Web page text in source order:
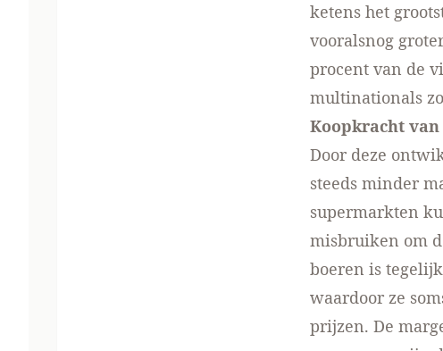
ketens het
vooralsnog
procent van de
multinationals
Koopkracht
Door deze
steeds minder
supermarkten
misbruiken om
boeren is
waardoor ze
prijzen. De